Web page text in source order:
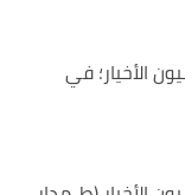
الأخيار؛ في